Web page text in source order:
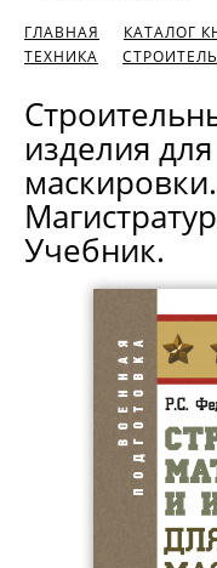
ГЛАВНАЯ КАТАЛОГ
ТЕХНИКА
изделия
Учебник.